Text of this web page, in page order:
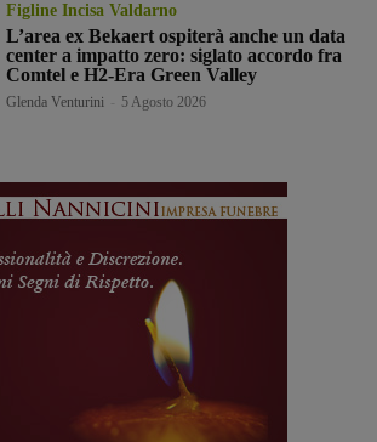
Figline Incisa Valdarno
L’area ex Bekaert ospiterà anche un data
center a impatto zero: siglato accordo fra
Comtel e H2-Era Green Valley
Glenda Venturini 5 Agosto 2026